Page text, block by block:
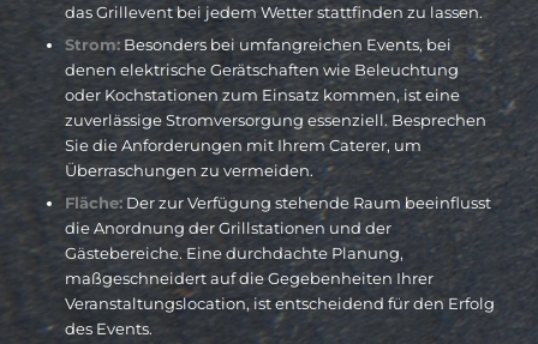
das Grillevent bei jedem Wetter stattfinden zu lassen.
Strom:Besonders bei umfangreichen Events, bei
denen elektrische Gerätschaften wie Beleuchtung
oder Kochstationen zum Einsatz kommen, ist eine
zuverlässige Stromversorgung essenziell. Besprechen
Sie die Anforderungen mit Ihrem Caterer, um
Überraschungen zu vermeiden.
Fläche:Der zur Verfügung stehende Raum beeinflusst
die Anordnung der Grillstationen und der
Gästebereiche. Eine durchdachte Planung,
maßgeschneidert auf die Gegebenheiten Ihrer
Veranstaltungslocation, ist entscheidend für den Erfolg
des Events.